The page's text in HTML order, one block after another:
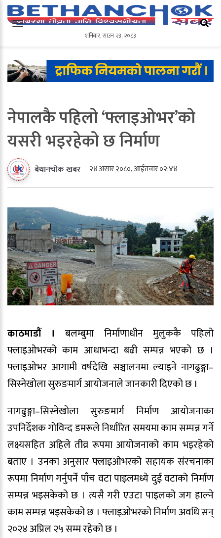
शनिबार,साउन २३,२०८३
शनिबार,साउन २३, २०८३
नेपालकै पहिलो ‘फ्लाइओभर’को
यसरी भइरहेको छ निर्माण
बेथानचोक खबर २४ असार २०८०, आईतवार ०२:४४
काठमाडौं । बलम्बुमा निर्माणाधीन मुलुककै पहिलो
फ्लाइओभरको काम आधाभन्दा बढी सम्पन्न भएको छ ।
फ्लाइओभर आगामी वर्षदेखि सञ्चालनमा ल्याइने नागढुङ्गा–
सिस्नेखोला सुरुङमार्ग आयोजनाले जानकारी दिएको छ ।
नागढुङ्गा–सिस्नेखोला सुरुङमार्ग निर्माण आयोजनाका
उपनिर्देशक गोविन्द डमरूले निर्धारित समयमा काम सम्पन्न गर्ने
लक्ष्यसहित अहिले तीव्र रूपमा आयोजनाको काम भइरहेको
बताए । उनका अनुसार फ्लाइओभरको सहायक संरचनाका
रूपमा निर्माण गर्नुपर्ने पाँच वटा पाइलमध्ये दुई वटाको निर्माण
सम्पन्न भइसकेको छ । त्यसै गरी एउटा पाइलको जग हाल्ने
काम सम्पन्न भइसकेको छ । फ्लाइओभरको निर्माण अवधि सन्
२०२४ अप्रिल २५ सम्म रहेको छ ।